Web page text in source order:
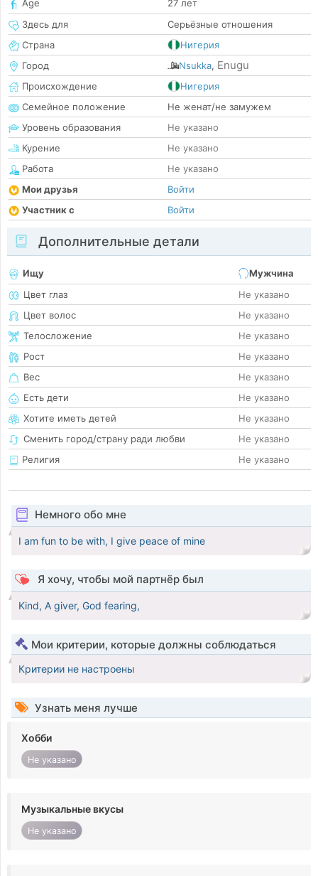
Age
27 лет
Здесь для
Серьёзные отношения
Страна
Нигерия
Город
Nsukka, Enugu
Происхождение
Нигерия
Семейное положение
Не женат/не замужем
Уровень образования
Не указано
Курение
Не указано
Работа
Не указано
Мои друзья
Войти
Участник с
Войти
Дополнительные детали
Ищу
Мужчина
Цвет глаз
Не указано
Цвет волос
Не указано
Телосложение
Не указано
Рост
Не указано
Вес
Не указано
Есть дети
Не указано
Хотите иметь детей
Не указано
Сменить город/страну ради любви
Не указано
Религия
Не указано
Немного обо мне
I am fun to be with, I give peace of mine
Я хочу, чтобы мой партнёр был
Kind, A giver, God fearing,
Мои критерии, которые должны соблюдаться
Критерии не настроены
Узнать меня лучше
Хобби
Не указано
Музыкальные вкусы
Не указано